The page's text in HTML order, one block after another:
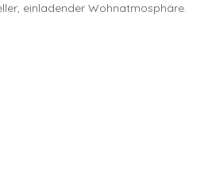
einladender Wohnatmosphäre.